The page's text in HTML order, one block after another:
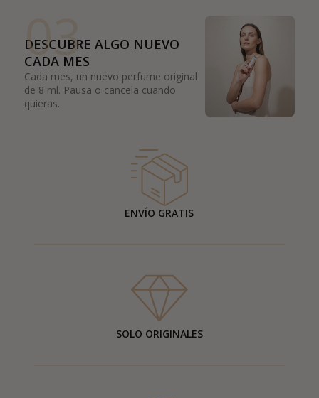
03
DESCUBRE ALGO NUEVO
CADA MES
Cada mes, un nuevo perfume original
de 8 ml. Pausa o cancela cuando
quieras.
ENVÍO GRATIS
SOLO ORIGINALES